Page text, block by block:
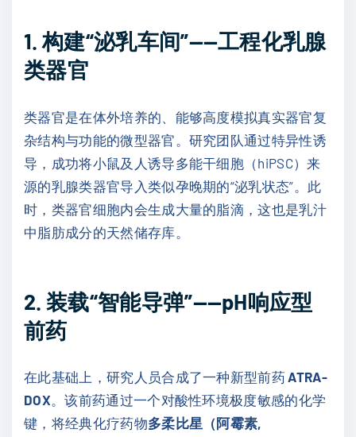
1. 构建“泌乳车间”——工程化乳腺
类器官
类器官是在体外培养的、能够高度模拟真实器官复
杂结构与功能的微型器官。研究团队通过特异性诱
导，成功将小鼠及人诱导多能干细胞（hiPSC）来
源的乳腺类器官导入类似孕晚期的“泌乳状态”。此
时，类器官细胞内会生成大量的脂滴，这也是乳汁
中脂肪成分的天然储存库。
2. 装载“智能导弹”——pH响应型
前药
在此基础上，研究人员合成了一种新型前药ATRA-
DOX。该前药通过一个对酸性环境极度敏感的化学
键，将经典化疗药物多柔比星（阿霉素,